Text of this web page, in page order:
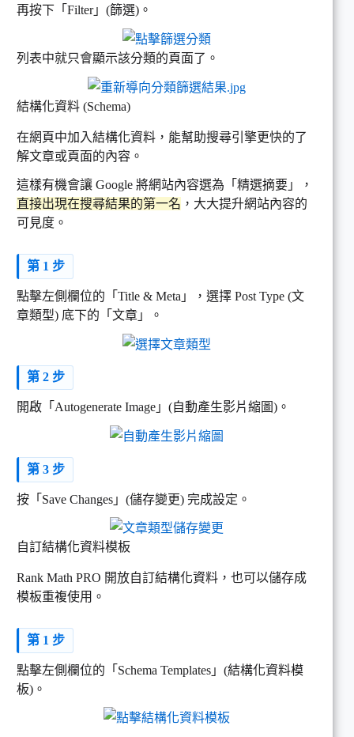
再按下「Filter」(篩選)。
列表中就只會顯示該分類的頁面了。
結構化資料 (Schema)
在網頁中加入結構化資料，能幫助搜尋引擎更快的了
解文章或頁面的內容。
這樣有機會讓 Google 將網站內容選為「精選摘要」，
直接出現在搜尋結果的第一名 ，大大提升網站內容的
可見度。
第 1 步
點擊左側欄位的「Title & Meta」，選擇 Post Type (文
章類型) 底下的「文章」。
第 2 步
開啟「Autogenerate Image」(自動產生影片縮圖)。
第 3 步
按「Save Changes」(儲存變更) 完成設定。
自訂結構化資料模板
Rank Math PRO 開放自訂結構化資料，也可以儲存成
模板重複使用。
第 1 步
點擊左側欄位的「Schema Templates」(結構化資料模
板)。